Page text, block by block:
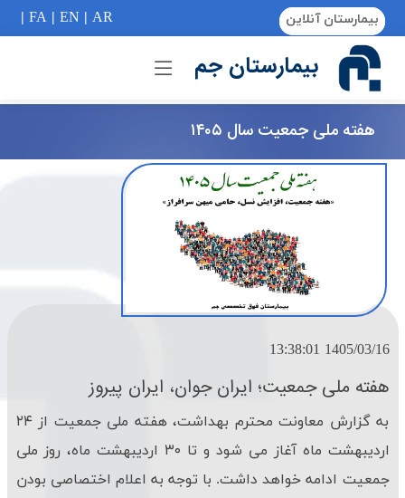
FA| EN | AR
| بیمارستان آنلاین
if (Model != null) {
بیمارستان جم
هفته ملی جمعیت سال ۱۴۰۵
1405/03/16 13:38:01
هفته ملی جمعیت؛ ایران جوان، ایران پیروز
به گزارش معاونت محترم بهداشت، هفته ملی جمعیت از ۲۴
اردیبهشت ماه آغاز می شود و تا ۳۰ اردیبهشت ماه، روز ملی
جمعیت ادامه خواهد داشت. با توجه به اعلام اختصاصی بودن